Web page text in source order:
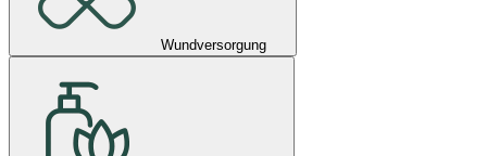
Wundversorgung